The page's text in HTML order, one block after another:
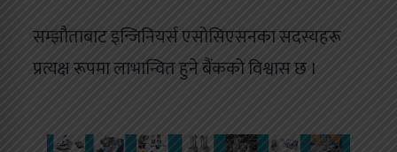
सम्झौताबाट इन्जिनियर्स एसोसिएसनका सदस्यहरू
प्रत्यक्ष रूपमा लाभान्वित हुने बैंकको विश्वास छ ।